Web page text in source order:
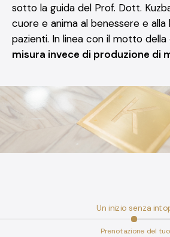
sotto la guida del Prof. Dott.
cuore e anima al benessere e
pazienti. In linea con il motto della
misura invece di produzione di
Un inizio senza
Prenotazione del